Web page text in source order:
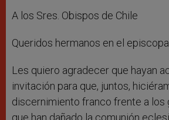
A los Sres. Obispos de Chile
Queridos hermanos en el
Les quiero agradecer que hayan
invitación para que, juntos,
discernimiento franco frente a los